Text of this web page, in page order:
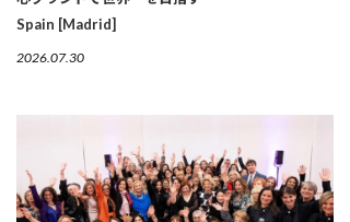
Spain [Madrid]
2026.07.30